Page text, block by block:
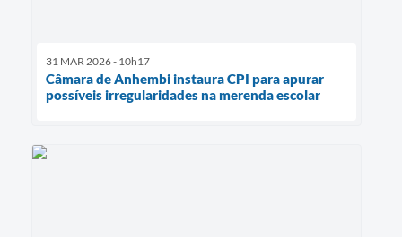
31 MAR 2026 - 10h17
Câmara de Anhembi instaura CPI para apurar
possíveis irregularidades na merenda escolar